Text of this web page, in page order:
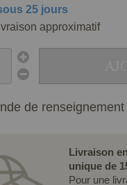
25 jours
approximatif
de renseignement
Livraison
unique de
Pour une